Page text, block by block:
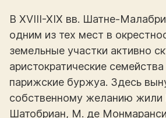
В XVIII-XIX вв. Шатне-Малабри
одним из тех мест в
земельные участки активно
аристократические
парижские буржуа. Здесь
собственному желанию жили
Шатобриан, М. де